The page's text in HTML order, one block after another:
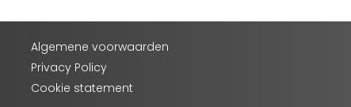
Algemene voorwaarden
Privacy Policy
Cookie statement